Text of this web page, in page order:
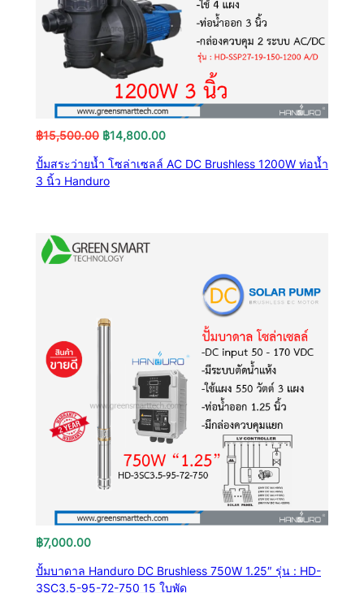
฿15,500.00 Original
was:
฿15,500.00.
฿14,800.00Current
is:
ปั้มสระว่ายน้ำ โซล่าเซลล์ AC DC Brushless 1200W ท่อน้ำ
3 นิ้ว Handuro
฿7,000.00
ปั้มบาดาล Handuro DC Brushless 750W 1.25″ รุ่น : HD-
3SC3.5-95-72-750 15 ใบพัด